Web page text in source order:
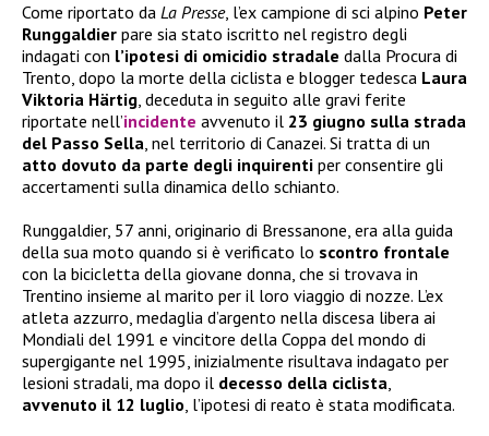
Come riportato da La Presse, l’ex campione di sci alpino Peter
Runggaldier pare sia stato iscritto nel registro degli
indagati con l’ipotesi di omicidio stradale dalla Procura di
Trento, dopo la morte della ciclista e blogger tedesca Laura
Viktoria Härtig, deceduta in seguito alle gravi ferite
riportate nell’incidente avvenuto il 23 giugno sulla strada
del Passo Sella, nel territorio di Canazei. Si tratta di un
atto dovuto da parte degli inquirenti per consentire gli
accertamenti sulla dinamica dello schianto.
Runggaldier, 57 anni, originario di Bressanone, era alla guida
della sua moto quando si è verificato lo scontro frontale
con la bicicletta della giovane donna, che si trovava in
Trentino insieme al marito per il loro viaggio di nozze. L’ex
atleta azzurro, medaglia d’argento nella discesa libera ai
Mondiali del 1991 e vincitore della Coppa del mondo di
supergigante nel 1995, inizialmente risultava indagato per
lesioni stradali, ma dopo il decesso della ciclista,
avvenuto il 12 luglio, l’ipotesi di reato è stata modificata.